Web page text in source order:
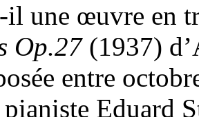
une œuvre en
Op.27(1937)
entre
pianiste Eduard